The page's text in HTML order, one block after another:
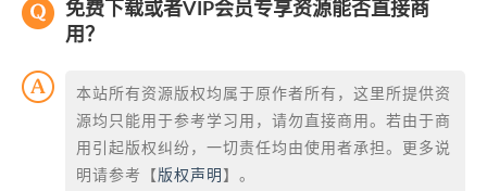
免费下载或者VIP会员专享资源能否直接商
用？
本站所有资源版权均属于原作者所有，这里所提供资
源均只能用于参考学习用，请勿直接商用。若由于商
用引起版权纠纷，一切责任均由使用者承担。更多说
明请参考【 版权声明 】。